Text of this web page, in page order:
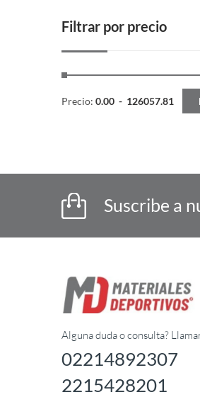
Filtrar por precio
Precio: 0.00 - 126057.81
Suscribe a
Alguna duda o consulta?
02214892307
2215428201